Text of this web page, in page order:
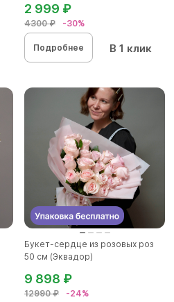
4300 ₽ -30%
2 999 ₽
Подробнее В 1 клик
Букет-сердце из розовых роз
50 см (Эквадор)
12990 ₽ -24%
9 898 ₽